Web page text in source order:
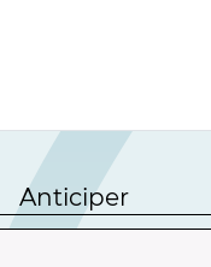
Anticiper